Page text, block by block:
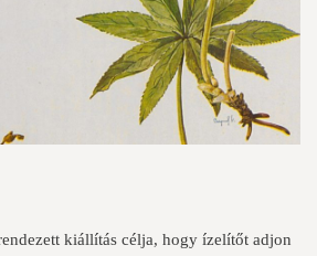
kiállítás célja, hogy ízelítőt adjon